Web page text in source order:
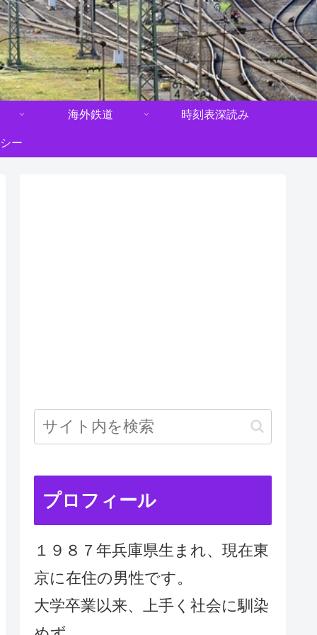
海外鉄道 時刻表深読み
ー
プロフィール
１９８７年兵庫県生まれ、現在東
京に在住の男性です。
大学卒業以来、上手く社会に馴染